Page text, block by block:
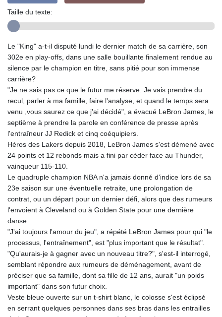
Taille du texte:
Le "King" a-t-il disputé lundi le dernier match de sa carrière, son
302e en play-offs, dans une salle bouillante finalement rendue au
silence par le champion en titre, sans pitié pour son immense
carrière?
"Je ne sais pas ce que le futur me réserve. Je vais prendre du
recul, parler à ma famille, faire l'analyse, et quand le temps sera
venu ,vous saurez ce que j'ai décidé", a évacué LeBron James, le
septième à prendre la parole en conférence de presse après
l'entraîneur JJ Redick et cinq coéquipiers.
Héros des Lakers depuis 2018, LeBron James s'est démené avec
24 points et 12 rebonds mais a fini par céder face au Thunder,
vainqueur 115-110.
Le quadruple champion NBA n'a jamais donné d'indice lors de sa
23e saison sur une éventuelle retraite, une prolongation de
contrat, ou un départ pour un dernier défi, alors que des rumeurs
l'envoient à Cleveland ou à Golden State pour une dernière
danse.
"J'ai toujours l'amour du jeu", a répété LeBron James pour qui "le
processus, l'entraînement", est "plus important que le résultat".
"Qu'aurais-je à gagner avec un nouveau titre?", s'est-il interrogé,
semblant répondre aux rumeurs de déménagement, avant de
préciser que sa famille, dont sa fille de 12 ans, aurait "un poids
important" dans son futur choix.
Veste bleue ouverte sur un t-shirt blanc, le colosse s'est éclipsé
en serrant quelques personnes dans ses bras dans les entrailles